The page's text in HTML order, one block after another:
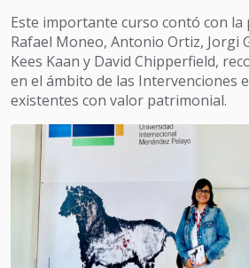
Este importante curso contó con la
Rafael Moneo, Antonio Ortiz, Jorgi
Kees Kaan y David Chipperfield,
en el ámbito de las Intervenciones
existentes con valor patrimonial.